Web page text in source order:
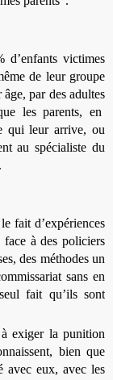
victimes
de leur groupe
par des adultes
les parents, en
qui leur arrive, ou
au spécialiste du
fait d’expériences
face à des policiers
des méthodes un
sans en
fait qu’ils sont
exiger la punition
bien que
avec eux, avec les